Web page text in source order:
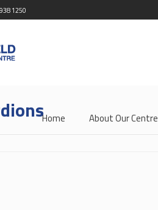
1250
Home About Our Centre